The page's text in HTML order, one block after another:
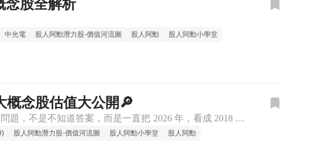
中光電 股人阿勳潛力股-價值河流圖 股人阿勳 股人阿勳小學堂
念股估值大公開🔎
「被動元件是不是結束了？」 老實說，我反而覺得，現在大家最大的問題，不是不知道答案，而是一直把 2026 年，看成 2018 年。 2018 年，是整個 MLCC 全面缺貨、全面漲價。 但這一次，其實
股人阿勳潛力股-價值河流圖 股人阿勳小學堂 股人阿勳